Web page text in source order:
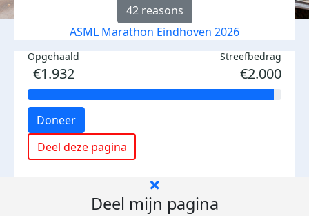
42 reasons
ASML Marathon Eindhoven 2026
Opgehaald
€1.932
Streefbedrag
€2.000
Doneer
Deel deze pagina
Deel mijn pagina